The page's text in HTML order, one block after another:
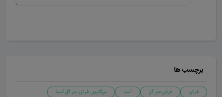
برچسب ها
فرش فرش سر گل آسیا
بزرگترین فرش سر گل آسیا